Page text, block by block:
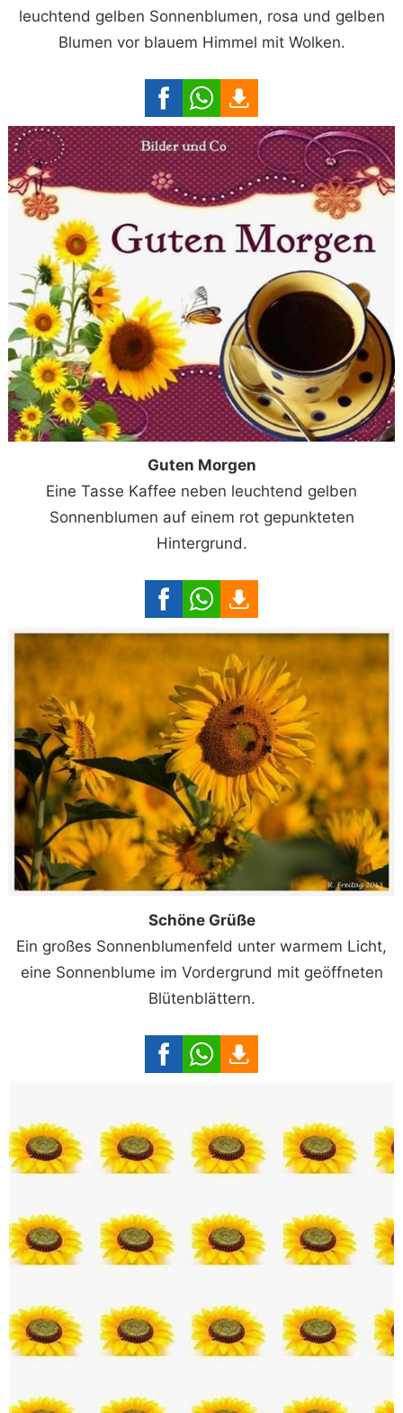
leuchtend gelben Sonnenblumen, rosa und gelben
Blumen vor blauem Himmel mit Wolken.
Guten Morgen
Eine Tasse Kaffee neben leuchtend gelben
Sonnenblumen auf einem rot gepunkteten
Hintergrund.
Schöne Grüße
Ein großes Sonnenblumenfeld unter warmem Licht,
eine Sonnenblume im Vordergrund mit geöffneten
Blütenblättern.